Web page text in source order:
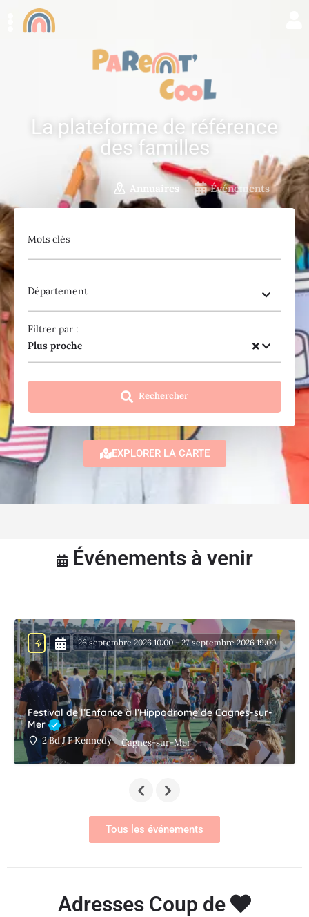
La plateforme de référence
des familles
Annuaires Événements
Mots clés
Département
Plus proche
Filtrer par :
Rechercher
EXPLORER LA CARTE
Événements à venir
Festival de l’Enfance à l’Hippodrome de Cagnes-sur-
Mer
2 Bd J F Kennedy Cagnes-sur-Mer
26 septembre 2026 10:00 - 27 septembre 2026 19:00
Tous les événements
Adresses Coup de